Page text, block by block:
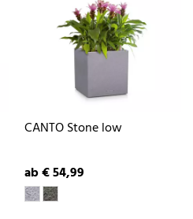
CANTO Stone low
ab € 54,99